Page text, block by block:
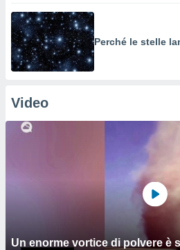
Perché le stelle
Video
Un enorme vortice di polvere è